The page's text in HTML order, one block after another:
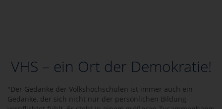
VHS – ein Ort der Demokratie!
"Der Gedanke der Volkshochschulen ist immer auch ein
Gedanke, der sich nicht nur der persönlichen Bildung